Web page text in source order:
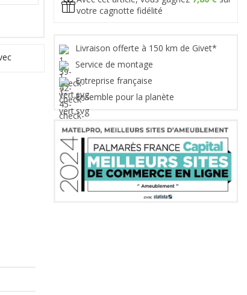
votre cagnotte fidélité
Livraison offerte à 150 km de Givet*
Service de montage
Entreprise française
Ensemble pour la planète